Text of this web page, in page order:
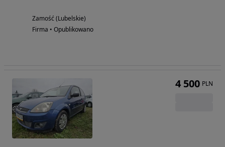
Zamość (Lubelskie)
Firma • Opublikowano
4 500 PLN